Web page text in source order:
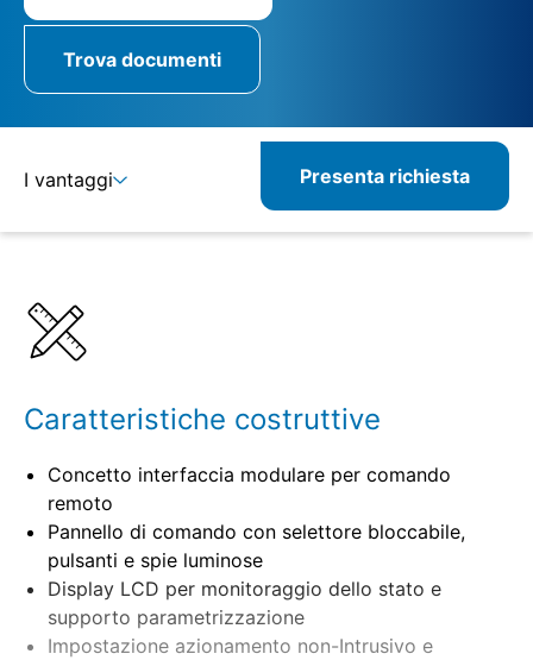
Trova documenti
I vantaggi Presenta richiesta
Caratteristiche costruttive
Concetto interfaccia modulare per comando
remoto
Pannello di comando con selettore bloccabile,
pulsanti e spie luminose
Display LCD per monitoraggio dello stato e
supporto parametrizzazione
Impostazione azionamento non-Intrusivo e